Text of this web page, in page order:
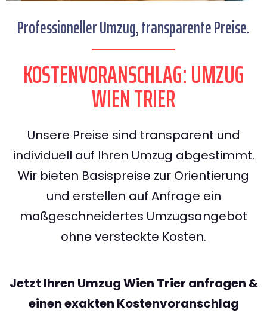
Professioneller Umzug, transparente Preise.
KOSTENVORANSCHLAG: UMZUG
WIEN TRIER
Unsere Preise sind transparent und
individuell auf Ihren Umzug abgestimmt.
Wir bieten Basispreise zur Orientierung
und erstellen auf Anfrage ein
maßgeschneidertes Umzugsangebot
ohne versteckte Kosten.
Jetzt Ihren Umzug Wien Trier anfragen &
einen exakten Kostenvoranschlag